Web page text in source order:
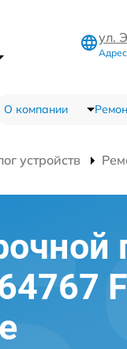
ул.
О компании
устройств